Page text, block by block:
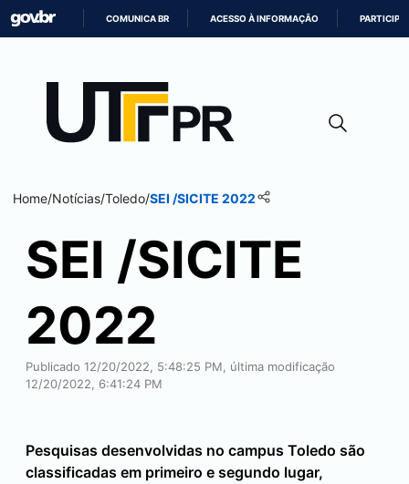
CONTEÚDO
COMUNICA BR ACESSO À INFORMAÇÃO PARTICIPE
Home/Notícias/Toledo/SEI /SICITE 2022
SEI /SICITE
2022
Publicado 12/20/2022, 5:48:25 PM, última modificação
12/20/2022, 6:41:24 PM
Pesquisas desenvolvidas no campus Toledo são
classificadas em primeiro e segundo lugar,